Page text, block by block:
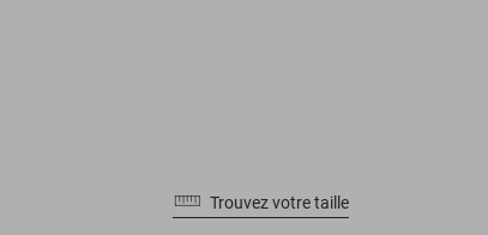
Trouvez votre taille